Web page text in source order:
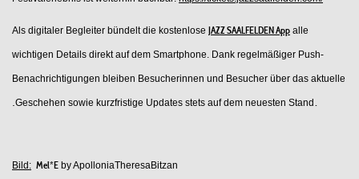
Als digitaler Begleiter bündelt die kostenlose JAZZ SAALFELDEN App alle
wichtigen Details direkt auf dem Smartphone. Dank regelmäßiger Push-
Benachrichtigungen bleiben Besucherinnen und Besucher über das aktuelle
Geschehen sowie kurzfristige Updates stets auf dem neuesten Stand .
Bild: Mel*E by ApolloniaTheresaBitzan